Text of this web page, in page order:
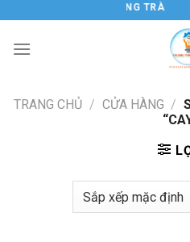
nội
ĐIỆN TỬ HƯƠNG TRÀ
TRANG CHỦ / CỬA HÀNG /